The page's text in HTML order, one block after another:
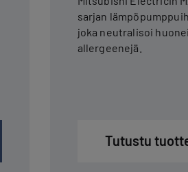
sarjan
joka neutralisoi
allergeenejä.
Tutustu